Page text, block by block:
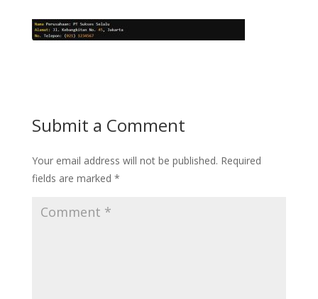
Submit a Comment
Your email address will not be published. Required
fields are marked *